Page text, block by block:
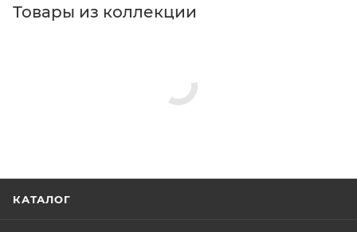
Товары из коллекции
Ножки/каркасы для ванн
Душевые комплекты
Aquanet